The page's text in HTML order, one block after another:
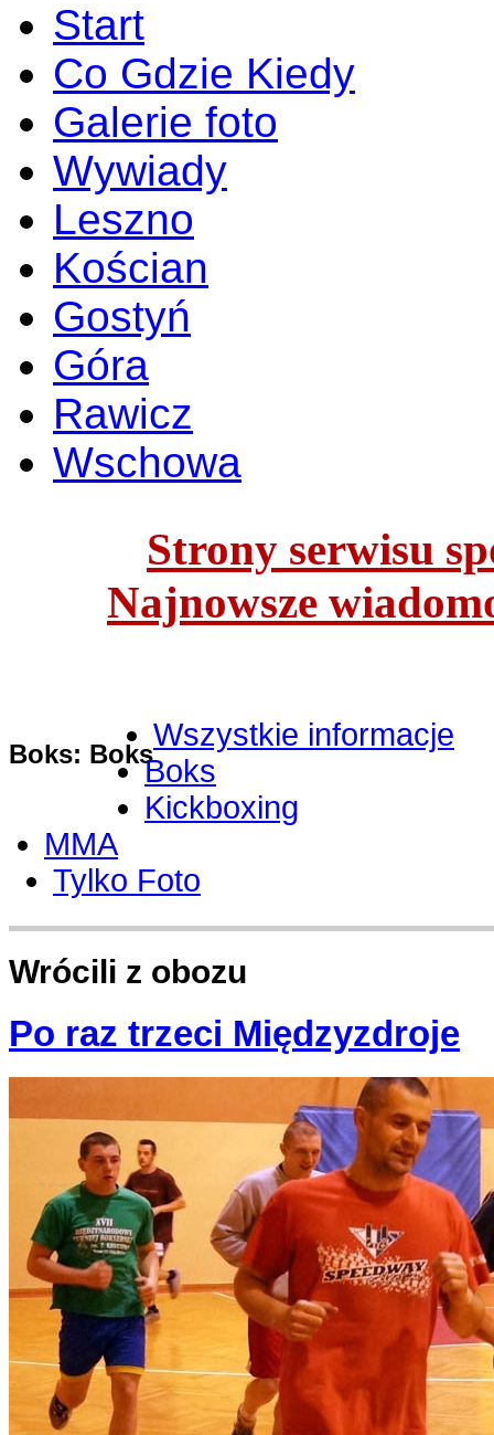
Start
Co Gdzie Kiedy
Galerie foto
Wywiady
Leszno
Kościan
Gostyń
Góra
Rawicz
Wschowa
Strony serwisu
Najnowsze
Boks: Boks
Wszystkie informacje
Boks
Kickboxing
MMA
Tylko Foto
Wrócili z obozu
Po raz trzeci Międzyzdroje